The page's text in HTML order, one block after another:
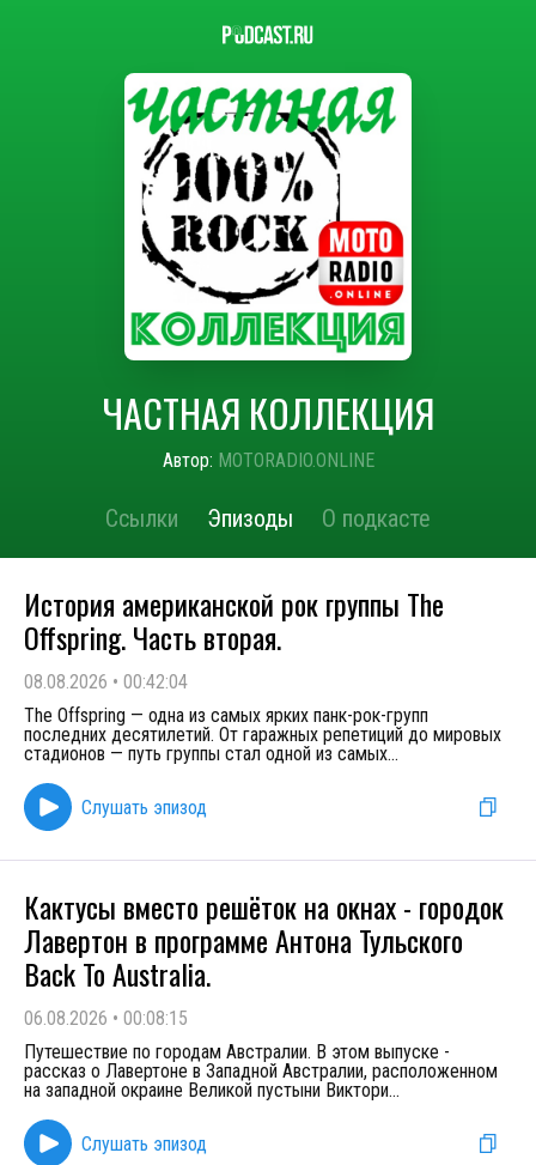
ЧАСТНАЯ КОЛЛЕКЦИЯ
Автор: MOTORADIO.ONLINE
Ссылки Эпизоды О подкасте
История американской рок группы The
Offspring. Часть вторая.
08.08.2026 • 00:42:04
The Offspring — одна из самых ярких панк-рок-групп
последних десятилетий. От гаражных репетиций до мировых
стадионов — путь группы стал одной из самых...
Слушать эпизод
Кактусы вместо решёток на окнах - городок
Лавертон в программе Антона Тульского
Back To Australia.
06.08.2026 • 00:08:15
Путешествие по городам Австралии. В этом выпуске -
рассказ о Лавертоне в Западной Австралии, расположенном
на западной окраине Великой пустыни Виктори...
Слушать эпизод